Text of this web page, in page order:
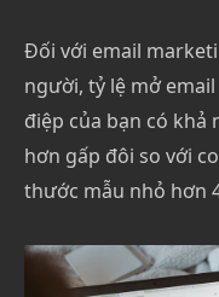
Đối với email
người, tỷ lệ mở
điệp của bạn có khả
hơn gấp đôi so với
thước mẫu nhỏ hơn